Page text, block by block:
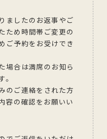
ましたのお返事やご
ため時間帯ご変更の
ご予約をお受けでき
場合は満席のお知ら
。
のご連絡をされた方
容の確認をお願いい